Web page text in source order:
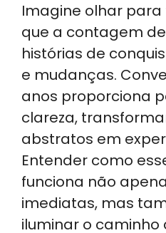
Imagine olhar
que a contagem
histórias de
e mudanças.
anos proporciona
clareza,
abstratos em
Entender como
funciona não
imediatas, mas
iluminar o caminho